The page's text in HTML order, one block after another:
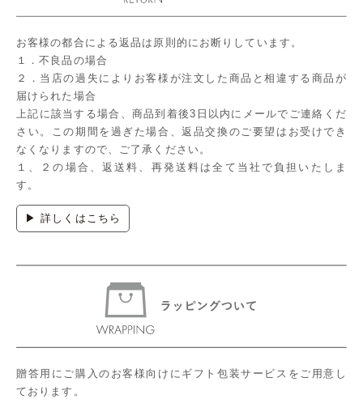
お客様の都合による返品は原則的にお断りしています。
１．不良品の場合
２．当店の過失によりお客様が注文した商品と相違する商品が
届けられた場合
上記に該当する場合、商品到着後3日以内にメールでご連絡くだ
さい。この期間を過ぎた場合、返品交換のご要望はお受けでき
なくなりますので、ご了承ください。
１、２の場合、返送料、再発送料は全て当社で負担いたしま
す。
▶ 詳しくはこちら
贈答用にご購入のお客様向けにギフト包装サービスをご用意し
ております。